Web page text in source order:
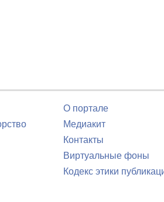
О портале
Медиакит
Контакты
Виртуальные фоны
Кодекс этики